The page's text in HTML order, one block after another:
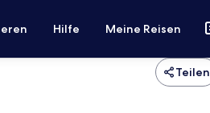
Hilfe Meine Reisen
Teilen